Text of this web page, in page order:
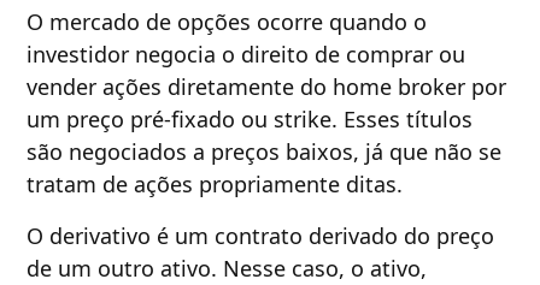
O mercado de opções ocorre quando o
investidor negocia o direito de comprar ou
vender ações diretamente do home broker por
um preço pré-fixado ou strike. Esses títulos
são negociados a preços baixos, já que não se
tratam de ações propriamente ditas.
O derivativo é um contrato derivado do preço
de um outro ativo. Nesse caso, o ativo,